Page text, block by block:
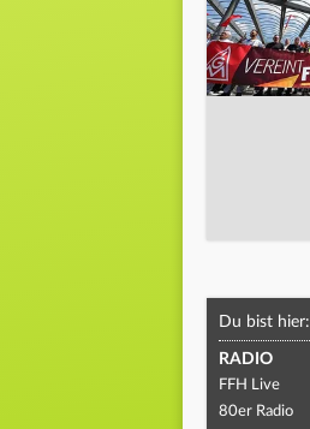
Du bist hier:
RADIO
FFH Live
80er Radio